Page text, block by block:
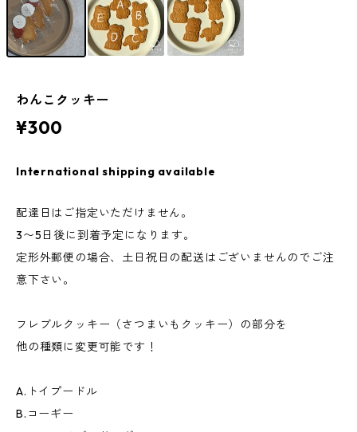
わんこクッキー
¥300
International shipping available
配達日はご指定いただけません。
3〜5日後に到着予定になります。
定形外郵便の場合、土日祝日の配送はございませんのでご注
意下さい。
フレブルクッキー（さつまいもクッキー）の部分を
他の種類に変更可能です！
A.トイプードル
B.コーギー